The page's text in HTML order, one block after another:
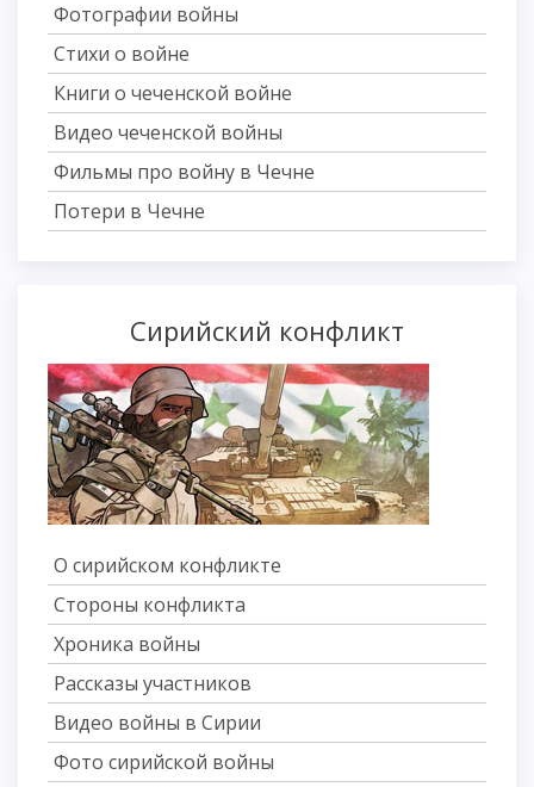
Фотографии войны
Стихи о войне
Книги о чеченской войне
Видео чеченской войны
Фильмы про войну в Чечне
Потери в Чечне
Сирийский конфликт
О сирийском конфликте
Стороны конфликта
Хроника войны
Рассказы участников
Видео войны в Сирии
Фото сирийской войны